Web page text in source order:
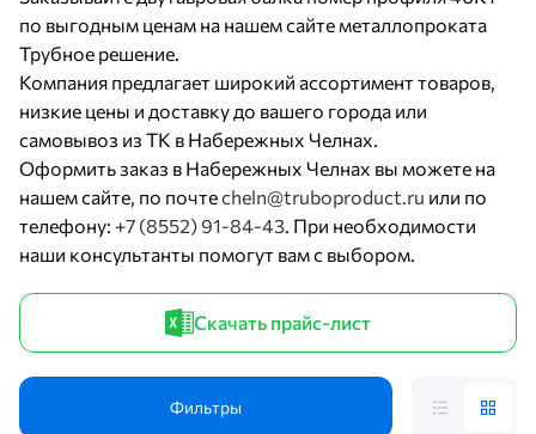
по выгодным ценам на нашем сайте металлопроката
Трубное решение.
Компания предлагает широкий ассортимент товаров,
низкие цены и доставку до вашего города или
самовывоз из ТК в Набережных Челнах.
Оформить заказ в Набережных Челнах вы можете на
нашем сайте, по почтеcheln@truboproduct.ru или по
телефону: +7 (8552) 91-84-43. При необходимости
наши консультанты помогут вам с выбором.
Скачать прайс-лист
Фильтры